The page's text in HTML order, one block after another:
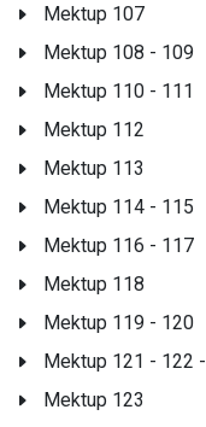
Mektup 107
Mektup 108 - 109
Mektup 110 - 111
Mektup 112
Mektup 113
Mektup 114 - 115
Mektup 116 - 117
Mektup 118
Mektup 119 - 120
Mektup 121 - 122
Mektup 123